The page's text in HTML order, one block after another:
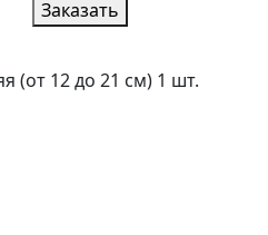
Заказать
(от 12 до 21 см) 1 шт.